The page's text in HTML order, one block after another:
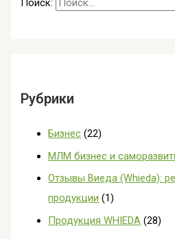
Рубрики
Бизнес (22)
МЛМ бизнес и
Отзывы Виеда (Whieda):
продукции (1)
Продукция WHIEDA (28)